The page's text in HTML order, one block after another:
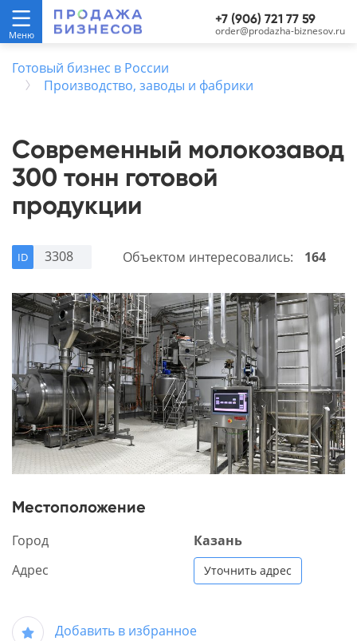
+7 (906) 721 77 59
order@prodazha-biznesov.ru
Готовый бизнес в России
Производство, заводы и фабрики
Современный молокозавод
300 тонн готовой
продукции
ID 3308 Объектом интересовались: 164
Местоположение
Город
Казань
Адрес
Уточнить адрес
Добавить в избранное